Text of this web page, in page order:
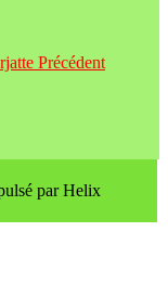
Précédent
par Helix